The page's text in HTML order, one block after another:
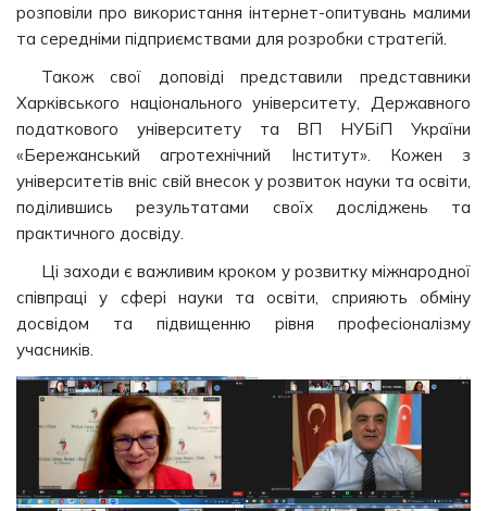
розповіли про використання інтернет-опитувань малими
та середніми підприємствами для розробки стратегій.
Також свої доповіді представили представники
Харківського національного університету, Державного
податкового університету та ВП НУБіП України
«Бережанський агротехнічний Інститут». Кожен з
університетів вніс свій внесок у розвиток науки та освіти,
поділившись результатами своїх досліджень та
практичного досвіду.
Ці заходи є важливим кроком у розвитку міжнародної
співпраці у сфері науки та освіти, сприяють обміну
досвідом та підвищенню рівня професіоналізму
учасників.